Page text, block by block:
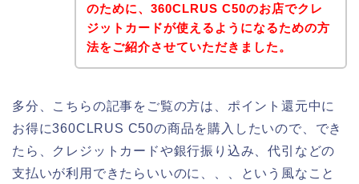
のために、360CLRUS C50のお店でクレ
ジットカードが使えるようになるための方
法をご紹介させていただきました。
多分、こちらの記事をご覧の方は、ポイント還元中に
お得に360CLRUS C50の商品を購入したいので、でき
たら、クレジットカードや銀行振り込み、代引などの
支払いが利用できたらいいのに、、、という風なこと